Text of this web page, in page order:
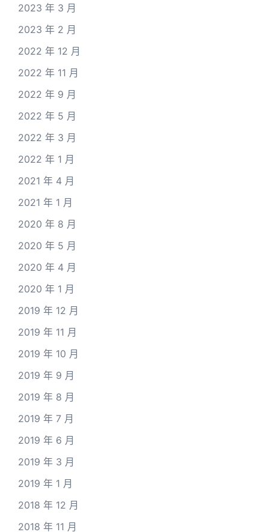
2023 年 3 月
2023 年 2 月
2022 年 12 月
2022 年 11 月
2022 年 9 月
2022 年 5 月
2022 年 3 月
2022 年 1 月
2021 年 4 月
2021 年 1 月
2020 年 8 月
2020 年 5 月
2020 年 4 月
2020 年 1 月
2019 年 12 月
2019 年 11 月
2019 年 10 月
2019 年 9 月
2019 年 8 月
2019 年 7 月
2019 年 6 月
2019 年 3 月
2019 年 1 月
2018 年 12 月
2018 年 11 月